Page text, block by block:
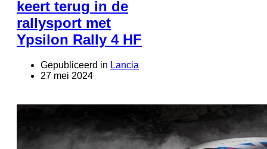
keert terug in de
rallysport met
Ypsilon Rally 4 HF
Gepubliceerd in Lancia
27 mei 2024